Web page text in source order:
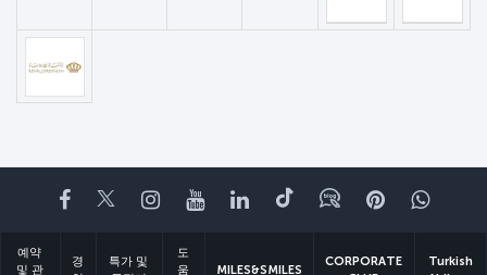
페이스북
트위터인스타그램
유튜브링크드인
틱톡블로그Pinterest
예약
및 관
경
특가 및
도
움
MILES&SMILES
CORPORATE
Turkish